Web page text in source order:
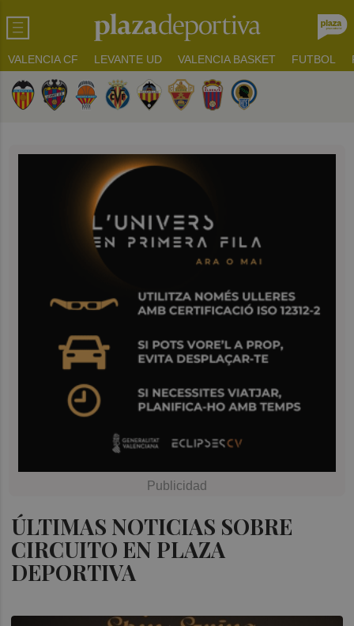
VALENCIA CF LEVANTE UD VALENCIA BASKET FUTBOL
ÚLTIMAS NOTICIAS SOBRE
CIRCUITO EN PLAZA
DEPORTIVA